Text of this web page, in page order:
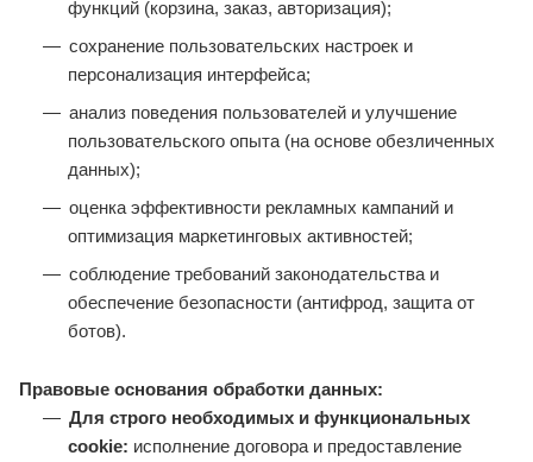
функций (корзина, заказ, авторизация);
сохранение пользовательских настроек и
персонализация интерфейса;
анализ поведения пользователей и улучшение
пользовательского опыта (на основе обезличенных
данных);
оценка эффективности рекламных кампаний и
оптимизация маркетинговых активностей;
соблюдение требований законодательства и
обеспечение безопасности (антифрод, защита от
ботов).
Правовые основания обработки данных:
Для строго необходимых и функциональных
cookie: исполнение договора и предоставление